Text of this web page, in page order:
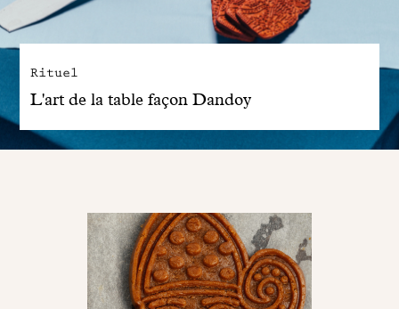
Rituel
L'art de la table façon Dandoy